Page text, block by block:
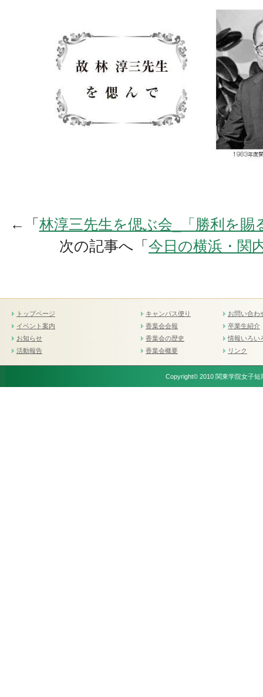
←「 林淳三先生を偲ぶ会_「勝利を賜
次の記事へ「 今日の横浜・関
トップページ
イベント案内
お知らせ
活動報告
キャンパス便り
香葉会会報
香葉会の歴史
香葉会概要
お問い合わ
卒業生紹介
情報いろい
リンク
Copyright© 2010 関東学院女子